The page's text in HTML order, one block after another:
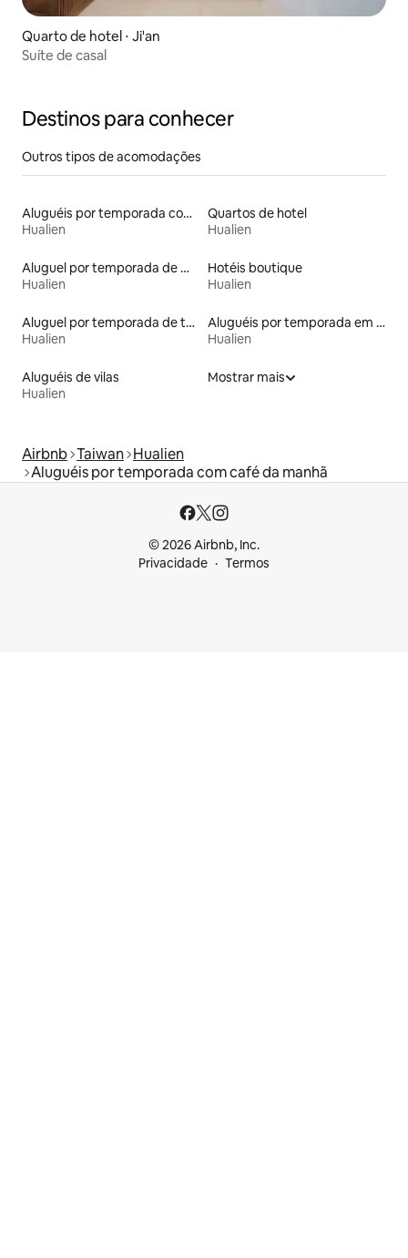
Quarto de hotel ⋅ Ji'an
Suíte de casal
Destinos para conhecer
Outros tipos de acomodações
Aluguéis por temporada com acesso à praia
Hualien
Quartos de hotel
Hualien
Aluguel por temporada de minsus
Hualien
Hotéis boutique
Hualien
Aluguel por temporada de townhouses
Hualien
Aluguéis por temporada em albergue
Hualien
Aluguéis de vilas
Hualien
Mostrar mais
Airbnb Taiwan Hualien
Aluguéis por temporada com café da manhã
© 2026 Airbnb, Inc.
Privacidade
Termos